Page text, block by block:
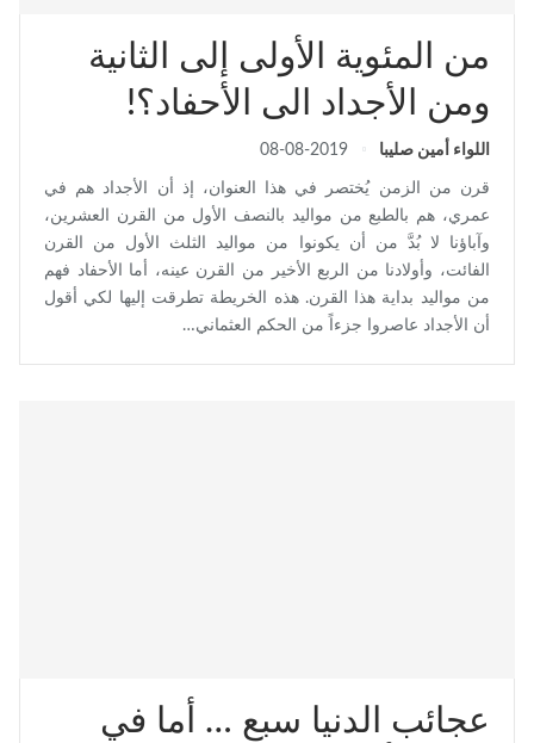
من المئوية الأولى إلى الثانية
ومن الأجداد الى الأحفاد؟!
اللواء أمين صليبا 08-08-2019
قرن من الزمن يُختصر في هذا العنوان، إذ أن الأجداد هم في
عمري، هم بالطبع من مواليد بالنصف الأول من القرن العشرين،
وآباؤنا لا بُدَّ من أن يكونوا من مواليد الثلث الأول من القرن
الفائت، وأولادنا من الربع الأخير من القرن عينه، أما الأحفاد فهم
من مواليد بداية هذا القرن. هذه الخريطة تطرقت إليها لكي أقول
أن الأجداد عاصروا جزءاً من الحكم العثماني…
عجائب الدنيا سبع … أما في